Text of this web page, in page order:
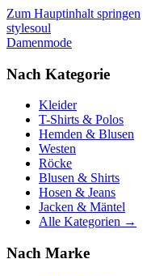
Zum Hauptinhalt springen
stylesoul
Damenmode
Nach Kategorie
Kleider
T-Shirts & Polos
Hemden & Blusen
Westen
Röcke
Blusen & Shirts
Hosen & Jeans
Jacken & Mäntel
Alle Kategorien →
Nach Marke